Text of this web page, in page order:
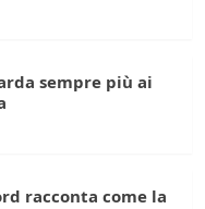
sempre più ai
racconta come la